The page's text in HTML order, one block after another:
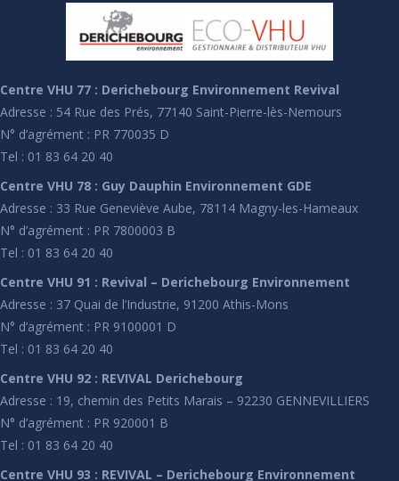
Centre VHU 77 : Derichebourg Environnement Revival
Adresse : 54 Rue des Prés, 77140 Saint-Pierre-lès-Nemours
N° d’agrément : PR 770035 D
Tel : 01 83 64 20 40
Centre VHU 78 : Guy Dauphin Environnement GDE
Adresse : 33 Rue Geneviève Aube, 78114 Magny-les-Hameaux
N° d’agrément : PR 7800003 B
Tel : 01 83 64 20 40
Centre VHU 91 : Revival – Derichebourg Environnement
Adresse : 37 Quai de l’Industrie, 91200 Athis-Mons
N° d’agrément : PR 9100001 D
Tel : 01 83 64 20 40
Centre VHU 92 : REVIVAL Derichebourg
Adresse : 19, chemin des Petits Marais – 92230 GENNEVILLIERS
N° d’agrément : PR 920001 B
Tel : 01 83 64 20 40
Centre VHU 93 : REVIVAL – Derichebourg Environnement